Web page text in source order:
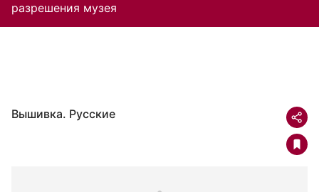
разрешения музея
Вышивка. Русские